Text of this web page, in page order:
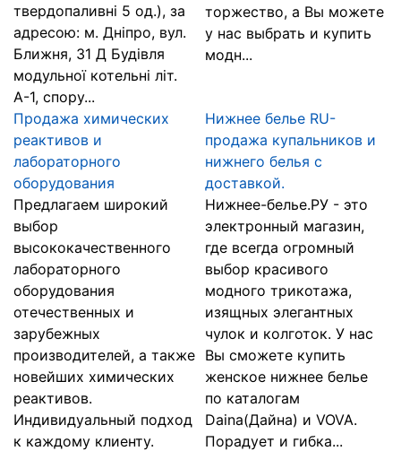
твердопаливні 5 од.), за
адресою: м. Дніпро, вул.
Ближня, 31 Д Будівля
модульної котельні літ.
А-1, спору...
торжество, а Вы можете
у нас выбрать и купить
модн...
Продажа химических
реактивов и
лабораторного
оборудования
Предлагаем широкий
выбор
высококачественного
лабораторного
оборудования
отечественных и
зарубежных
производителей, а также
новейших химических
реактивов.
Индивидуальный подход
к каждому клиенту.
Нижнее белье RU-
продажа купальников и
нижнего белья с
доставкой.
Нижнее-белье.РУ - это
электронный магазин,
где всегда огромный
выбор красивого
модного трикотажа,
изящных элегантных
чулок и колготок. У нас
Вы сможете купить
женское нижнее белье
по каталогам
Daina(Дайна) и VOVA.
Порадует и гибка...